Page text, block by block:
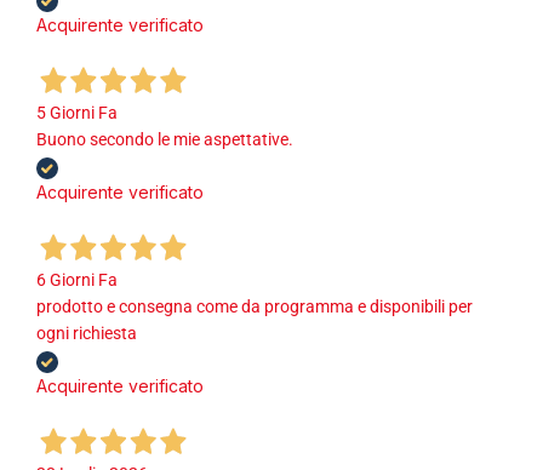
Acquirente verificato
5 Giorni Fa
Buono secondo le mie aspettative.
Acquirente verificato
6 Giorni Fa
prodotto e consegna come da programma e disponibili per
ogni richiesta
Acquirente verificato